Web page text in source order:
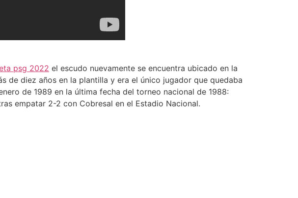
psg 2022 el escudo nuevamente se encuentra ubicado en la
de diez años en la plantilla y era el único jugador que quedaba
de 1989 en la última fecha del torneo nacional de 1988:
empatar 2-2 con Cobresal en el Estadio Nacional.